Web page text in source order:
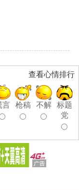
查看心情排行
言 枪稿 不解
标题
党